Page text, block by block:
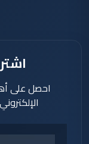
احصل على